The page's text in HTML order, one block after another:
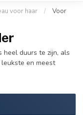
voor haar /
Voor
heel duurs te zijn, als
en meest